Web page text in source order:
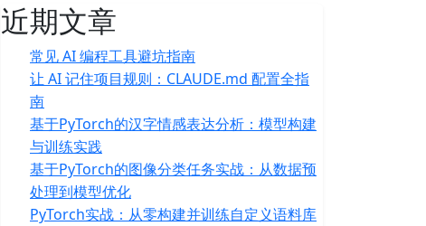
近期文章
常见 AI 编程工具避坑指南
让 AI 记住项目规则：CLAUDE.md 配置全指
南
基于PyTorch的汉字情感表达分析：模型构建
与训练实践
基于PyTorch的图像分类任务实战：从数据预
处理到模型优化
PyTorch实战：从零构建并训练自定义语料库